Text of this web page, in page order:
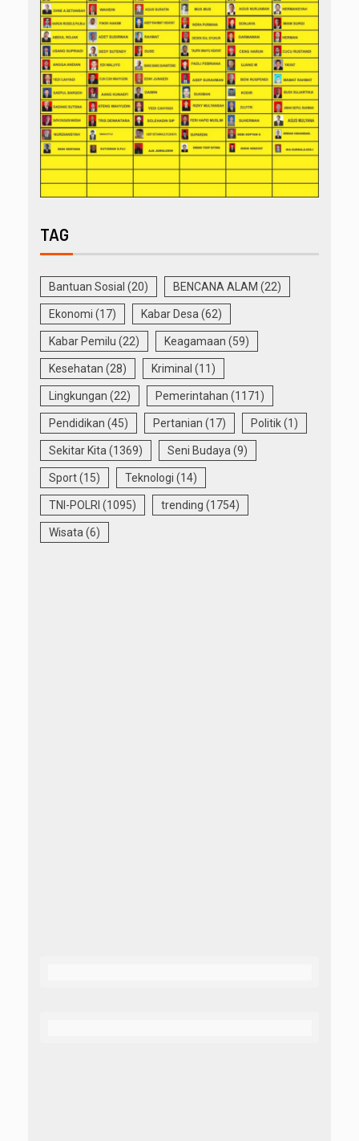
TAG
Bantuan Sosial (20) BENCANA ALAM (22)
Ekonomi (17) Kabar Desa(62)
Kabar Pemilu (22) Keagamaan (59)
Kesehatan (28) Kriminal (11)
Lingkungan (22) Pemerintahan (1171)
Pendidikan (45) Pertanian (17) Politik(1)
Sekitar Kita(1369) Seni Budaya(9)
Sport(15) Teknologi (14)
TNI-POLRI (1095) trending (1754)
Wisata(6)